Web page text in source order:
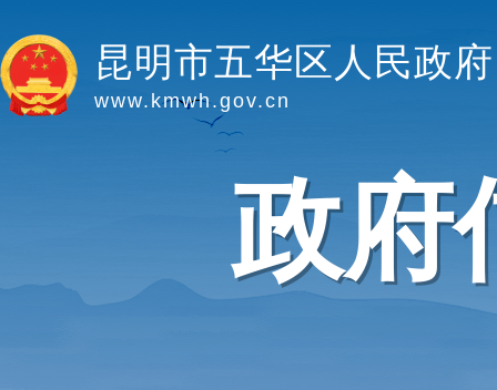
昆明市五华区人民政府
www.kmwh.gov.cn
政府